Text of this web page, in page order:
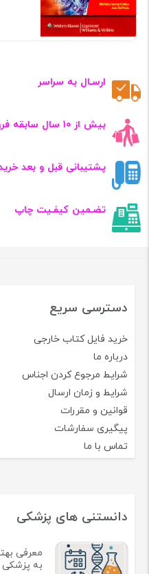
ارسـال به سراسر
بیش از ۱۰ سال سابقه فروش کتاب‌ های تخصصی پزشکی
پشتیبانی قبل و بعد
تضـمین کیفـیت چاپ
دسترسی سریع
خرید فایل کتاب خارجی
درباره ما
شرایط مرجوع کردن اجناس
شرایط و زمان ارسال
قوانین و مقررات
پیگیری سفارشات
تماس با ما
دانستنی های پزشکی
معرفی
به پزشکی